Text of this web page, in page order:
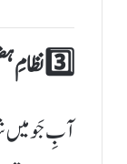
3️⃣ نظامِ ہضم کی مضبوطی
آبِ جَو میں